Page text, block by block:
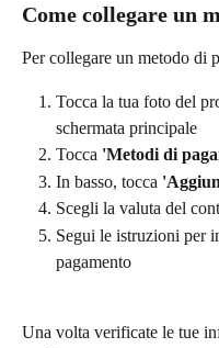
Come collegare un
Per collegare un metodo di
Tocca la tua foto del
schermata principale
Tocca 'Metodi di
In basso, tocca
Scegli la valuta del
Segui le istruzioni per
pagamento
Una volta verificate le tue